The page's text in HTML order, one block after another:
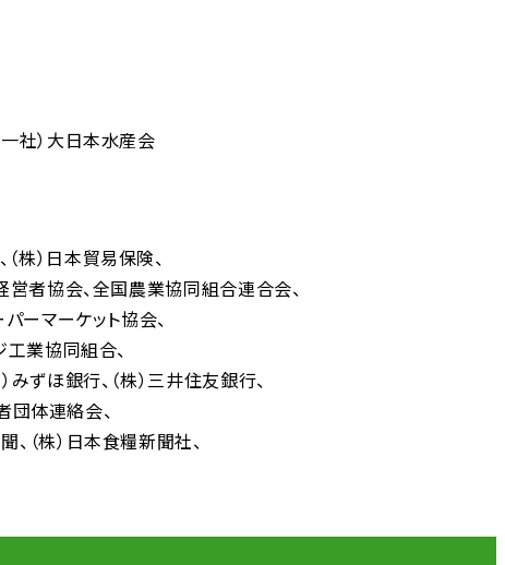
一社）大日本水産会
（株）日本貿易保険
営者協会 全国農業協同組合連合会
パーマーケット協会
工業協同組合
）みずほ銀行 （株）三井住友銀行
団体連絡会
（株）日本食糧新聞社